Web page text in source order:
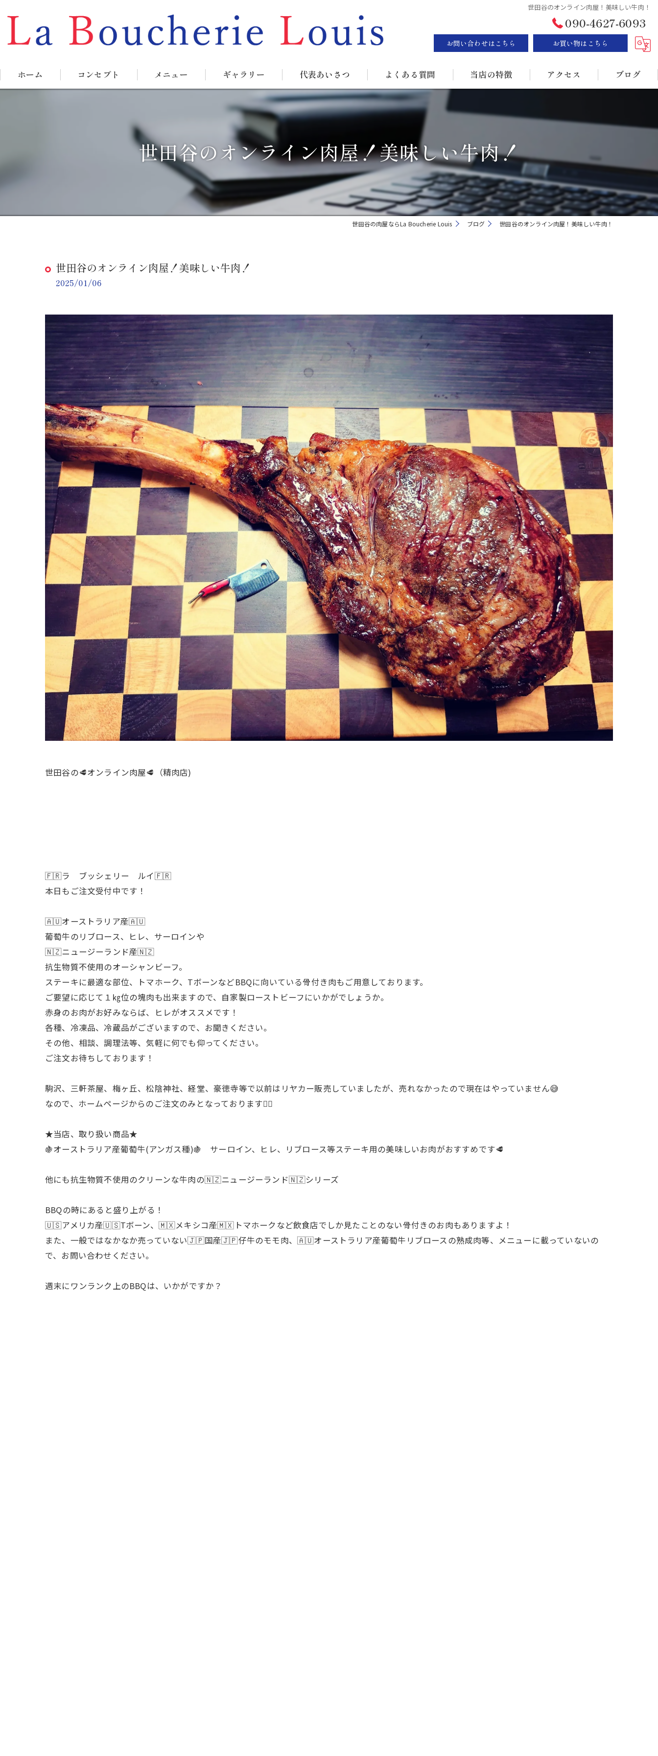
世田谷のオンライン肉屋！美味しい牛肉！
090-4627-6093
お問い合わせはこちら お買い物はこちら
ホーム コンセプト メニュー ギャラリー 代表あいさつ よくある質問 当店の特徴
ステーキ
BBQ
販売
持ち帰り
アクセス ブログ
世田谷のオンライン肉屋！美味しい牛肉！
世田谷の肉屋ならLa Boucherie Louis ブログ 世田谷のオンライン肉屋！美味しい牛肉！
世田谷のオンライン肉屋！美味しい牛肉！
2025/01/06
世田谷の🥩オンライン肉屋🥩（精肉店)
🇫🇷ラ ブッシェリー ルイ🇫🇷
本日もご注文受付中です！
🇦🇺オーストラリア産🇦🇺
葡萄牛のリブロース、ヒレ、サーロインや
🇳🇿ニュージーランド産🇳🇿
抗生物質不使用のオーシャンビーフ。
ステーキに最適な部位、トマホーク、TボーンなどBBQに向いている骨付き肉もご用意しております。
ご要望に応じて１㎏位の塊肉も出来ますので、自家製ローストビーフにいかがでしょうか。
赤身のお肉がお好みならば、ヒレがオススメです！
各種、冷凍品、冷蔵品がございますので、お聞きください。
その他、相談、調理法等、気軽に何でも仰ってください。
ご注文お待ちしております！
駒沢、三軒茶屋、梅ヶ丘、松陰神社、経堂、豪徳寺等で以前はリヤカー販売していましたが、売れなかったので現在はやっていません😅
なので、ホームページからのご注文のみとなっております🙇‍♂
★当店、取り扱い商品★
🍇オーストラリア産葡萄牛(アンガス種)🍇 サーロイン、ヒレ、リブロース等ステーキ用の美味しいお肉がおすすめです🥩
他にも抗生物質不使用のクリーンな牛肉の🇳🇿ニュージーランド🇳🇿シリーズ
BBQの時にあると盛り上がる！
🇺🇸アメリカ産🇺🇸Tボーン、🇲🇽メキシコ産🇲🇽トマホークなど飲食店でしか見たことのない骨付きのお肉もありますよ！
また、一般ではなかなか売っていない🇯🇵国産🇯🇵仔牛のモモ肉、🇦🇺オーストラリア産葡萄牛リブロースの熟成肉等、メニューに載っていないの
で、お問い合わせください。
週末にワンランク上のBBQは、いかがですか？